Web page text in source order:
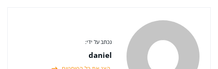
נכתב על ידי:
daniel